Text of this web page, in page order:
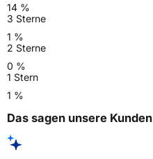
14 %
3 Sterne
1 %
2 Sterne
0 %
1 Stern
1 %
Das sagen unsere Kunden